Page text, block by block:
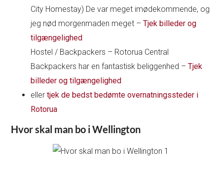
City Homestay) De var meget imødekommende, og
jeg nød morgenmaden meget –Tjek billeder og
tilgængelighed
Hostel / Backpackers – Rotorua Central
Backpackers har en fantastisk beliggenhed –Tjek
billeder og tilgængelighed
ellertjek de bedst bedømte overnatningssteder i
Rotorua
Hvor skal man bo i Wellington